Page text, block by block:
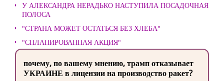
У АЛЕКСАНДРА НЕРАДЬКО НАСТУПИЛА ПОСАДОЧНАЯ
ПОЛОСА
"СТРАНА МОЖЕТ ОСТАТЬСЯ БЕЗ ХЛЕБА"
"СПЛАНИРОВАННАЯ АКЦИЯ"
почему, по вашему мнению, трамп отказывает
УКРАИНЕ в лицензии на производство ракет?